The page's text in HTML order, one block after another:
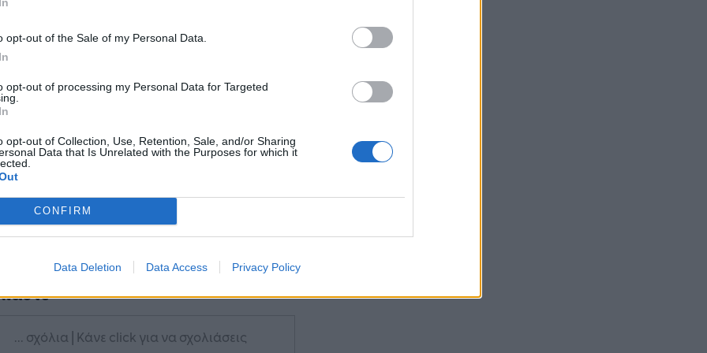
opt-out of the Sale of my Personal Data.
opt-out of processing my Personal Data for Targeted
opt-out of Collection, Use, Retention, Sale, and/or Sharing
Data that Is Unrelated with the Purposes for which it
CONFIRM
Data Deletion Data Access Privacy Policy
Ακολουθήστε το
Δείτε όλες τις τελευταίες
επιχειρηματικέςΕιδήσειςαπό την
... σχόλια | Κάνε click για να σχολιάσεις